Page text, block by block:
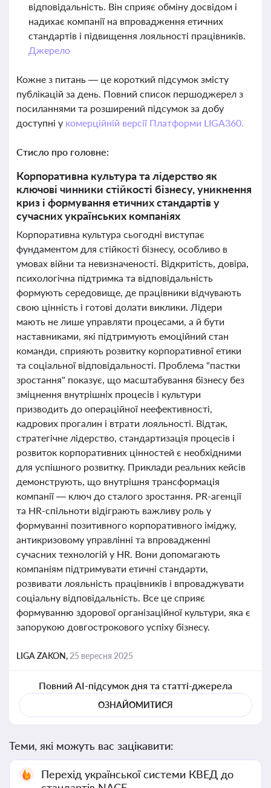
відповідальність. Він сприяє обміну досвідом і
надихає компанії на впровадження етичних
стандартів і підвищення лояльності працівників.
Джерело
Кожне з питань — це короткий підсумок змісту
публікацій за день. Повний список першоджерел з
посиланнями та розширений підсумок за добу
доступні у комерційній версії Платформи LIGA360.
Стисло про головне:
Корпоративна культура та лідерство як
ключові чинники стійкості бізнесу, уникнення
криз і формування етичних стандартів у
сучасних українських компаніях
Корпоративна культура сьогодні виступає
фундаментом для стійкості бізнесу, особливо в
умовах війни та невизначеності. Відкритість, довіра,
психологічна підтримка та відповідальність
формують середовище, де працівники відчувають
свою цінність і готові долати виклики. Лідери
мають не лише управляти процесами, а й бути
наставниками, які підтримують емоційний стан
команди, сприяють розвитку корпоративної етики
та соціальної відповідальності. Проблема "пастки
зростання" показує, що масштабування бізнесу без
зміцнення внутрішніх процесів і культури
призводить до операційної неефективності,
кадрових прогалин і втрати лояльності. Відтак,
стратегічне лідерство, стандартизація процесів і
розвиток корпоративних цінностей є необхідними
для успішного розвитку. Приклади реальних кейсів
демонструють, що внутрішня трансформація
компанії — ключ до сталого зростання. PR-агенції
та HR-спільноти відіграють важливу роль у
формуванні позитивного корпоративного іміджу,
антикризовому управлінні та впровадженні
сучасних технологій у HR. Вони допомагають
компаніям підтримувати етичні стандарти,
розвивати лояльність працівників і впроваджувати
соціальну відповідальність. Все це сприяє
формуванню здорової організаційної культури, яка є
запорукою довгострокового успіху бізнесу.
LIGA ZAKON, 25 вересня 2025
Повний AI-підсумок дня та статті-джерела
ОЗНАЙОМИТИСЯ
Теми, які можуть вас зацікавити:
Перехід української системи КВЕД до